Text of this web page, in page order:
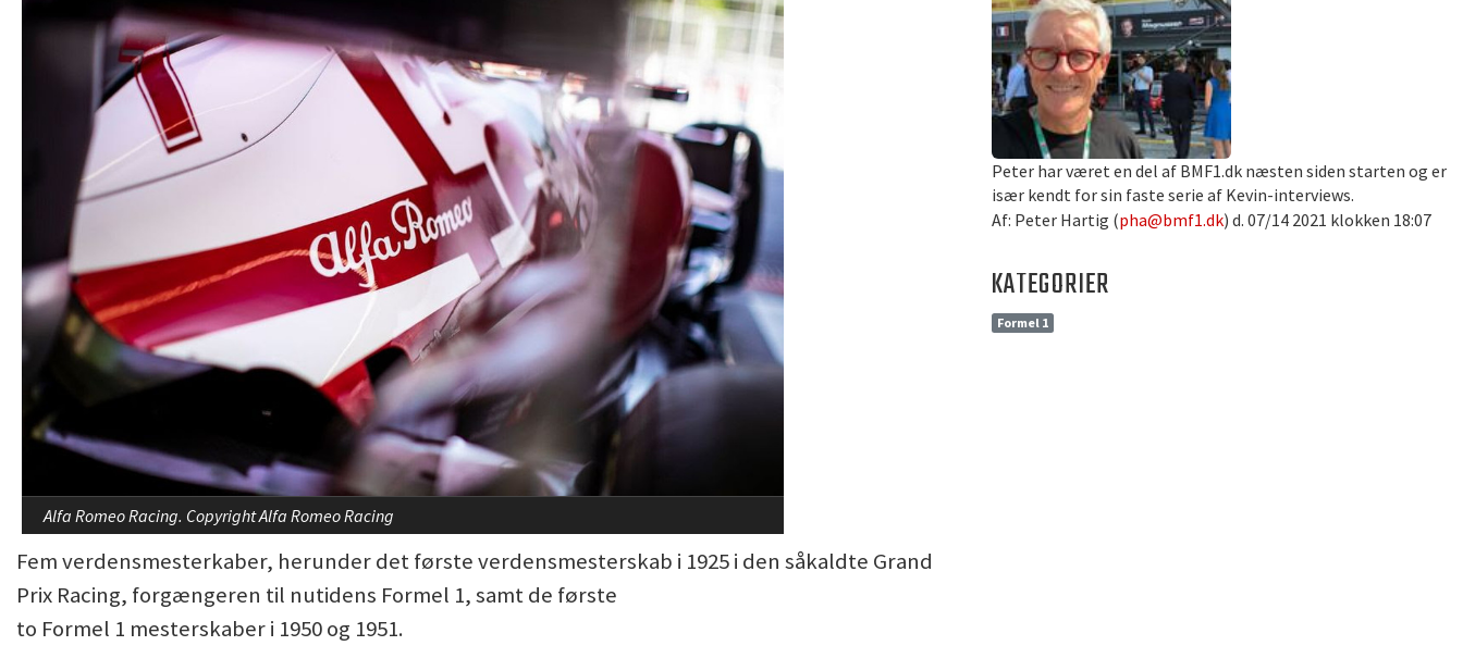
Alfa Romeo Racing. Copyright Alfa Romeo Racing
Peter har været en del af BMF1.dk næsten siden starten og er
især kendt for sin faste serie af Kevin-interviews.
Af: Peter Hartig (pha@bmf1.dk) d. 07/14 2021 klokken 18:07
KATEGORIER
Formel 1
Fem verdensmesterkaber, herunder det første verdensmesterskab i 1925 i den såkaldte Grand
Prix Racing, forgængeren til nutidens Formel 1, samt de første
to Formel 1 mesterskaber i 1950 og 1951.